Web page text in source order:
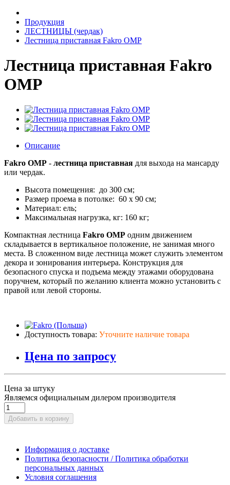
Продукция
ЛЕСТНИЦЫ (чердак)
Лестница приставная Fakro OMP
Лестница приставная Fakro
OMP
Описание
Fakro OMP - лестница приставная для выхода на мансарду
или чердак.
Высота помещения: до 300 см;
Размер проема в потолке: 60 x 90 см;
Материал: ель;
Максимальная нагрузка, кг: 160 кг;
Компактная лестница Fakro OMP одним движением
складывается в вертикальное положение, не занимая много
места. В сложенном виде лестница может служить элементом
декора и зонирования интерьера. Конструкция для
безопасного спуска и подъема между этажами оборудована
поручнем, который по желанию клиента можно установить с
правой или левой стороны.
Доступность товара: Уточните наличие товара
Цена по запросу
Цена за штуку
Являемся официальным дилером производителя
Добавить в корзину
Информация о доставке
Политика безопасности / Политика обработки
персональных данных
Условия соглашения